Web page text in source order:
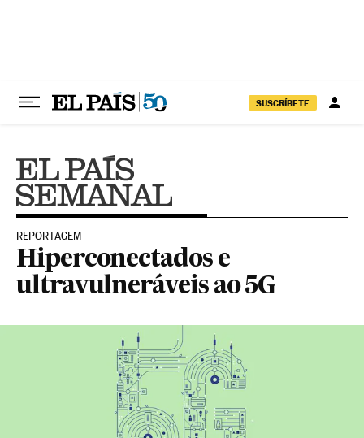
SUSCRÍBETE
REPORTAGEM
Hiperconectados e
ultravulneráveis ao 5G